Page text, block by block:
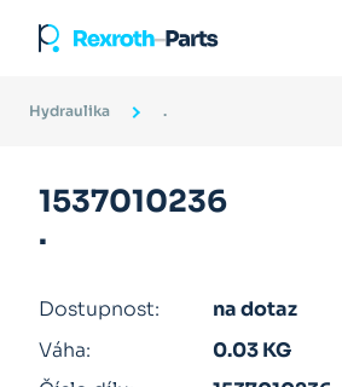
Hydraulika .
1537010236
.
Dostupnost:
na dotaz
Váha:
0.03 KG